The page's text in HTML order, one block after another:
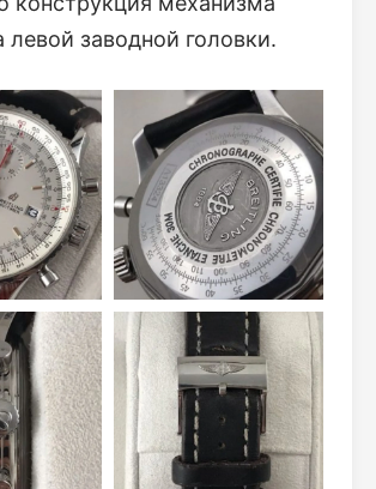
левой заводной головки.